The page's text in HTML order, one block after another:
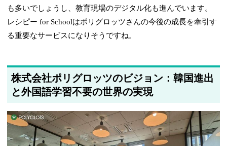
も多いでしょうし、教育現場のデジタル化も進んでいます。
レシピー for Schoolはポリグロッツさんの今後の成長を牽引す
る重要なサービスになりそうですね。
株式会社ポリグロッツのビジョン：韓国進出
と外国語学習不要の世界の実現